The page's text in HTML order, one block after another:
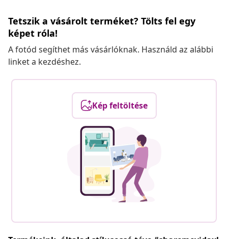
Tetszik a vásárolt terméket? Tölts fel egy
képet róla!
A fotód segíthet más vásárlóknak. Használd az alábbi
linket a kezdéshez.
Kép feltöltése